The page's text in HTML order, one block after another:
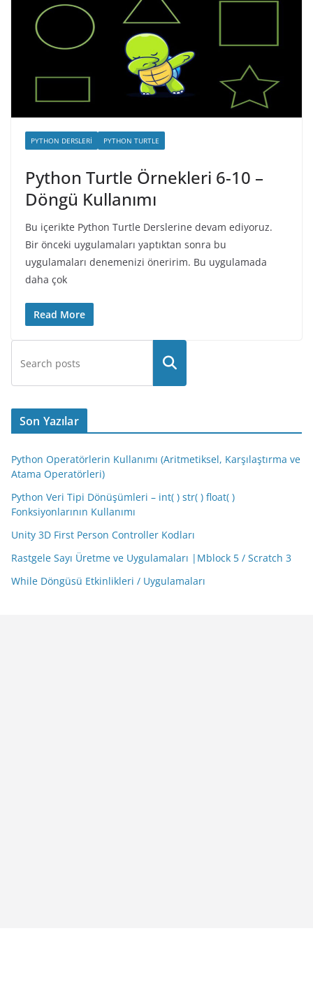
PYTHON DERSLERI PYTHON TURTLE
Python Turtle Örnekleri 6-10 –
Döngü Kullanımı
Bu içerikte Python Turtle Derslerine devam ediyoruz.
Bir önceki uygulamaları yaptıktan sonra bu
uygulamaları denemenizi öneririm. Bu uygulamada
daha çok
Read More
Son Yazılar
Python Operatörlerin Kullanımı (Aritmetiksel, Karşılaştırma ve
Atama Operatörleri)
Python Veri Tipi Dönüşümleri – int( ) str( ) float( )
Fonksiyonlarının Kullanımı
Unity 3D First Person Controller Kodları
Rastgele Sayı Üretme ve Uygulamaları |Mblock 5 / Scratch 3
While Döngüsü Etkinlikleri / Uygulamaları